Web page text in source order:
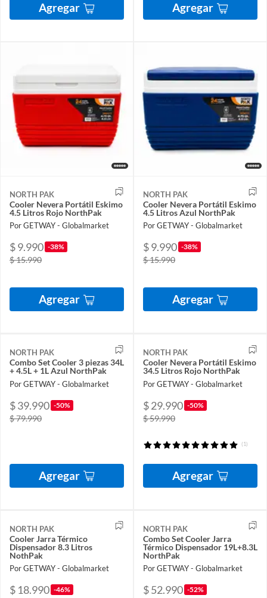
Agregar Agregar
NORTH PAK
Cooler Nevera Portátil Eskimo
4.5 Litros Rojo NorthPak
Por GETWAY - Globalmarket
$ 9.990 -38%
$ 15.990
Agregar
NORTH PAK
Cooler Nevera Portátil Eskimo
4.5 Litros Azul NorthPak
Por GETWAY - Globalmarket
$ 9.990 -38%
$ 15.990
Agregar
NORTH PAK
Combo Set Cooler 3 piezas 34L
+ 4.5L + 1L Azul NorthPak
Por GETWAY - Globalmarket
$ 39.990 -50%
$ 79.990
Agregar
NORTH PAK
Cooler Nevera Portátil Eskimo
34.5 Litros Rojo NorthPak
Por GETWAY - Globalmarket
$ 29.990 -50%
$ 59.990
(1)
Agregar
NORTH PAK
Cooler Jarra Térmico
Dispensador 8.3 Litros
NothPak
Por GETWAY - Globalmarket
$ 18.990 -46%
NORTH PAK
Combo Set Cooler Jarra
Térmico Dispensador 19L+8.3L
NorthPak
Por GETWAY - Globalmarket
$ 52.990 -52%